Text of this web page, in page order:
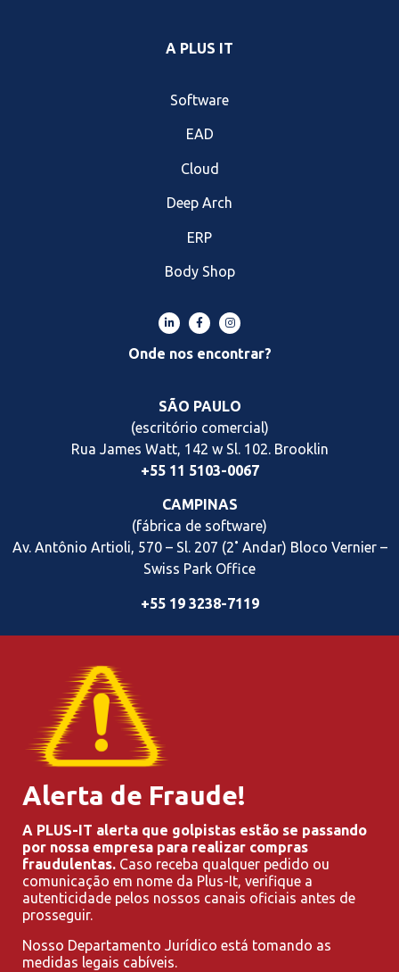
A PLUS IT
Software
EAD
Cloud
Deep Arch
ERP
Body Shop
Onde nos encontrar?
SÃO PAULO
(escritório comercial)
Rua James Watt, 142 w Sl. 102. Brooklin
+55 11 5103-0067
CAMPINAS
(fábrica de software)
Av. Antônio Artioli, 570 – Sl. 207 (2˚ Andar) Bloco Vernier –
Swiss Park Office
+55 19 3238-7119
Alerta de Fraude!
A PLUS-IT alerta que golpistas estão se passando
por nossa empresa para realizar compras
fraudulentas. Caso receba qualquer pedido ou
comunicação em nome da Plus-It, verifique a
autenticidade pelos nossos canais oficiais antes de
prosseguir.
Nosso Departamento Jurídico está tomando as
medidas legais cabíveis.